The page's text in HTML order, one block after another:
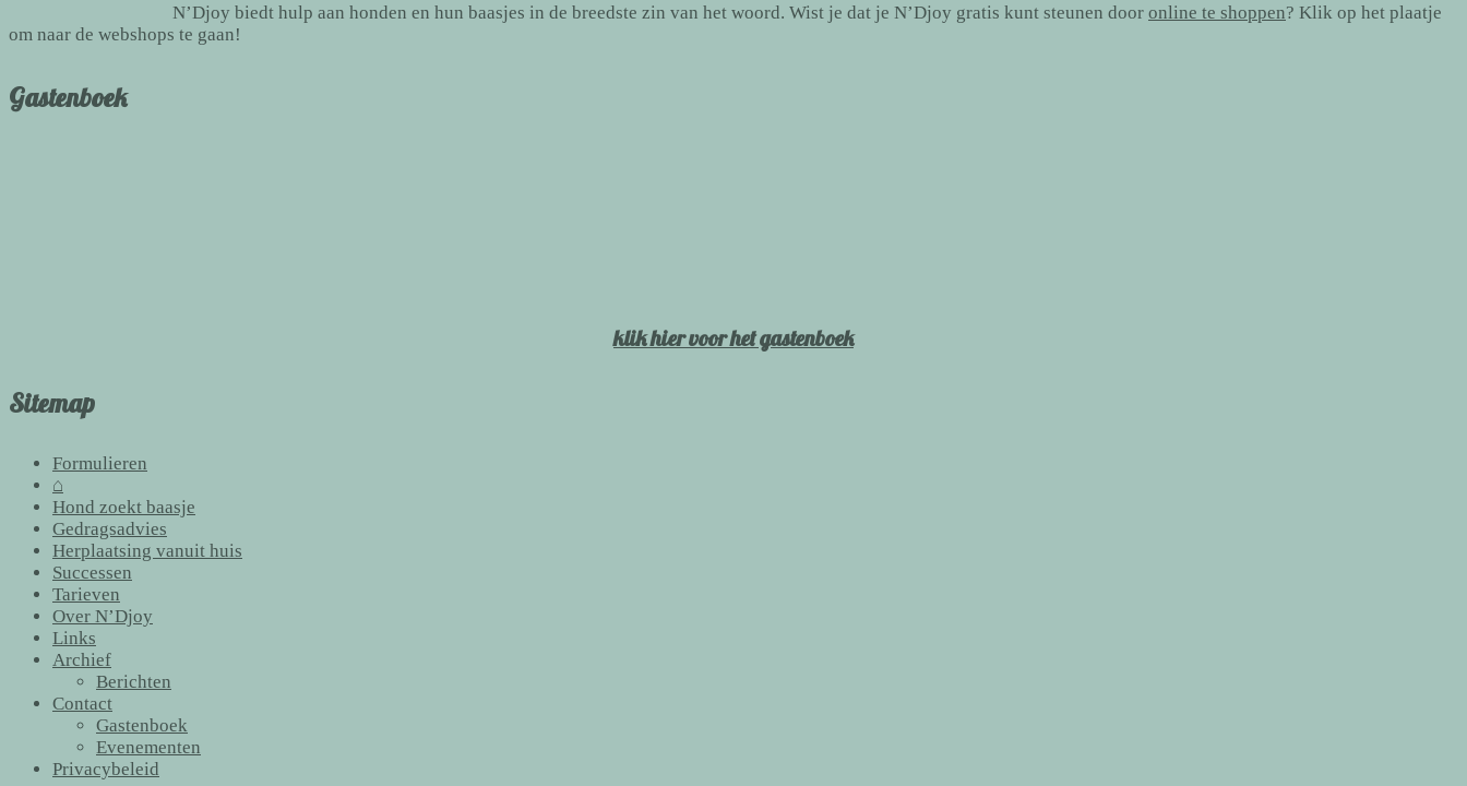
N’Djoy biedt hulp aan honden en hun baasjes in de breedste zin van het woord. Wist je dat je N’Djoy gratis kunt steunen door online te shoppen? Klik op het plaatje
om naar de webshops te gaan!
Gastenboek
klik hier voor het gastenboek
Sitemap
Formulieren
⌂
Hond zoekt baasje
Gedragsadvies
Herplaatsing vanuit huis
Successen
Tarieven
Over N’Djoy
Links
Archief
Berichten
Contact
Gastenboek
Evenementen
Privacybeleid